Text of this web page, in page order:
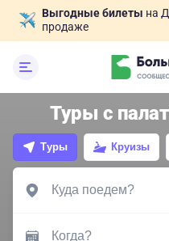
Выгодные билеты на
продаже
Туры с
Туры Круизы